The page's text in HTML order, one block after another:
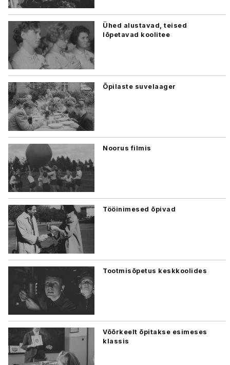
Ühed alustavad, teised
lõpetavad koolitee
Õpilaste suvelaager
Noorus filmis
Tööinimesed õpivad
Tootmisõpetus keskkoolides
Võõrkeelt õpitakse esimeses
klassis